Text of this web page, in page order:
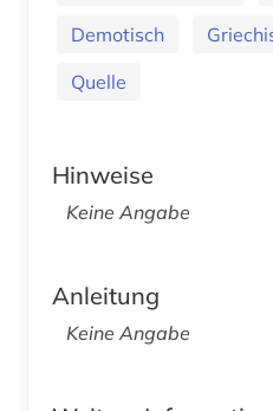
Demotisch
Quelle
Hinweise
Keine Angabe
Anleitung
Keine Angabe